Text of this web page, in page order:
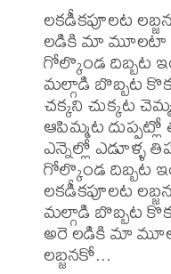
లకడీకపూలట
లడికి మా మూలటా
గోల్కొండ దిబ్బట
మల్గాడి బొబ్బట
చక్కని చుక్కట
ఆపిమ్మట దుప్పట్లో
ఎన్నెల్లో ఎడూళ్ళ
గోల్కొండ దిబ్బట
లకడీకపూలట
మల్గాడి బొబ్బట
అరె లడికి మా
లబ్జనకో...